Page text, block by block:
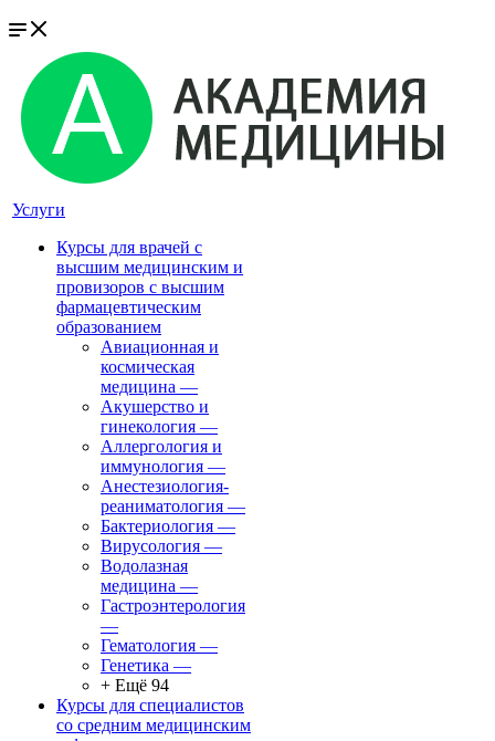
Услуги
Курсы для врачей с
высшим медицинским и
провизоров с высшим
фармацевтическим
образованием
Авиационная и
космическая
медицина —
Акушерство и
гинекология —
Аллергология и
иммунология —
Анестезиология-
реаниматология —
Бактериология —
Вирусология —
Водолазная
медицина —
Гастроэнтерология
—
Гематология —
Генетика —
+ Ещё 94
Курсы для специалистов
со средним медицинским